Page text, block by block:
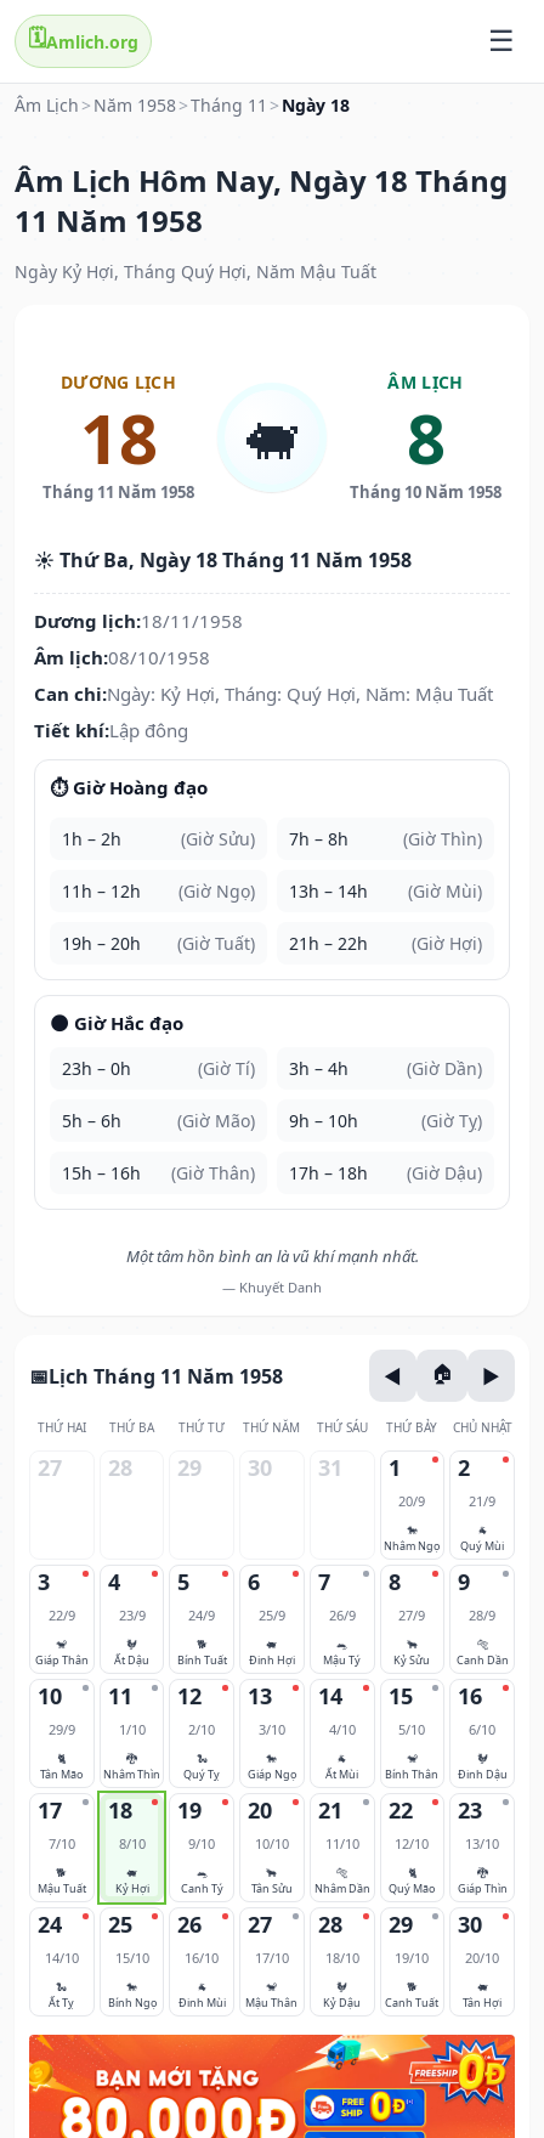
🗓️Amlich.org
Âm Lịch > Năm 1958>Tháng 11 > Ngày 18
Âm Lịch Hôm Nay, Ngày 18 Tháng
11 Năm 1958
Ngày Kỷ Hợi, Tháng Quý Hợi, Năm Mậu Tuất
DƯƠNG LỊCH
18
Tháng 11 Năm 1958
🐖
ÂM LỊCH
8
Tháng 10 Năm 1958
☀️ Thứ Ba, Ngày 18 Tháng 11 Năm 1958
Dương lịch:18/11/1958
Âm lịch:08/10/1958
Can chi:Ngày: Kỷ Hợi, Tháng: Quý Hợi, Năm: Mậu Tuất
Tiết khí:Lập đông
⏱️ Giờ Hoàng đạo
1h – 2h (Giờ Sửu) 7h – 8h (Giờ Thìn)
11h – 12h (Giờ Ngọ) 13h – 14h (Giờ Mùi)
19h – 20h (Giờ Tuất) 21h – 22h (Giờ Hợi)
🌑 Giờ Hắc đạo
23h – 0h (Giờ Tí) 3h – 4h (Giờ Dần)
5h – 6h (Giờ Mão) 9h – 10h (Giờ Tỵ)
15h – 16h (Giờ Thân) 17h – 18h (Giờ Dậu)
Một tâm hồn bình an là vũ khí mạnh nhất.
— Khuyết Danh
Lịch Tháng 11 Năm 1958
THỨ HAI THỨ BA THỨ TƯ THỨ NĂM THỨ SÁU THỨ BẢY CHỦ NHẬT
27 28 29 30 31 1
20/9
🐎
Nhâm Ngọ
2
21/9
🐐
Quý Mùi
3
22/9
🐒
Giáp Thân
4
23/9
🐓
Ất Dậu
5
24/9
🐕
Bính Tuất
6
25/9
🐖
Đinh Hợi
7
26/9
🐀
Mậu Tý
8
27/9
🐂
Kỷ Sửu
9
28/9
🐅
Canh Dần
10
29/9
🐈
Tân Mão
11
1/10
🐉
Nhâm Thìn
12
2/10
🐍
Quý Tỵ
13
3/10
🐎
Giáp Ngọ
14
4/10
🐐
Ất Mùi
15
5/10
🐒
Bính Thân
16
6/10
🐓
Đinh Dậu
17
7/10
🐕
Mậu Tuất
18
8/10
🐖
Kỷ Hợi
19
9/10
🐀
Canh Tý
20
10/10
🐂
Tân Sửu
21
11/10
🐅
Nhâm Dần
22
12/10
🐈
Quý Mão
23
13/10
🐉
Giáp Thìn
24
14/10
🐍
Ất Tỵ
25
15/10
🐎
Bính Ngọ
26
16/10
🐐
Đinh Mùi
27
17/10
🐒
Mậu Thân
28
18/10
🐓
Kỷ Dậu
29
19/10
🐕
Canh Tuất
30
20/10
🐖
Tân Hợi